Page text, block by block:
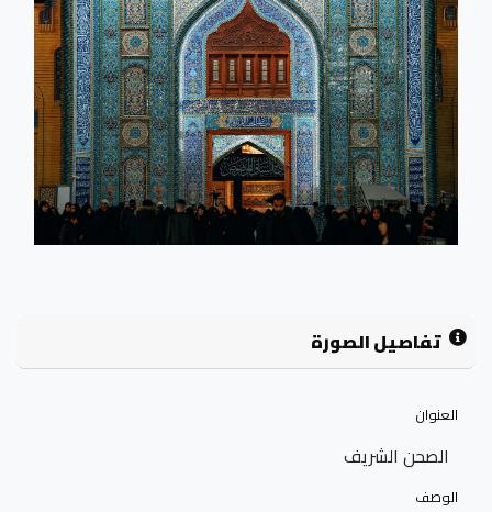
تفاصيل الصورة
العنوان
الصحن الشريف
الوصف